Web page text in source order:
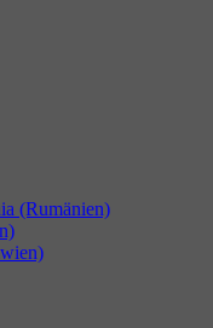
(Rumänien)